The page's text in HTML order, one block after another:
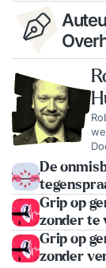
De
Grip op
zonder te
Grip op
zonder